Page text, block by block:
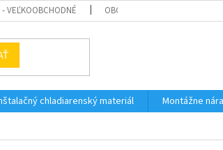
VEĽKOOBCHODNÉ OBCHODNÉ PODMIENKY -
chladiarenský materiál Montážne